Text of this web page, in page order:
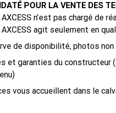
POUR LA VENTE DES
AXCESS n’est pas chargé de
AXCESS agit seulement en
de disponibilité, photos
et garanties du constructeur
vous accueillent dans le